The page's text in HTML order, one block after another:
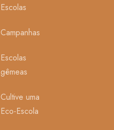
Escolas
Campanhas
Escolas
gêmeas
Cultive uma
Eco-Escola